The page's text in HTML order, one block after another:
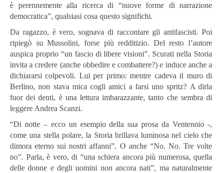
è perennemente alla ricerca di “nuove forme di narrazione
democratica”, qualsiasi cosa questo significhi.
Da ragazzo, è vero, sognava di raccontare gli antifascisti. Poi
ripiegò su Mussolini, forse più redditizio. Del resto l’autore
auspica proprio “un fascio di libere visioni”. Scurati nella Storia
invita a credere (anche obbedire e combattere?) e induce anche a
dichiararsi colpevoli. Lui per primo: mentre cadeva il muro di
Berlino, non stava mica cogli amici a farsi uno spritz? A dirla
fuor dei denti, è una lettura imbarazzante, tanto che sembra di
leggere Andrea Scanzi.
“Di notte – ecco un esempio della sua prosa da Ventennio -,
come una stella polare, la Storia brillava luminosa nel cielo che
dimora eterno sui nostri affanni”. O anche “No. No. Tre volte
no”. Parla, è vero, di “una schiera ancora più numerosa, quella
delle donne e degli uomini non ancora nati”, ma naturalmente